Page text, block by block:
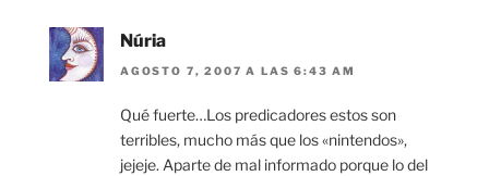
Núria
AGOSTO 7, 2007 A LAS 6:43 AM
Qué fuerte…Los predicadores estos son
terribles, mucho más que los «nintendos»,
jejeje. Aparte de mal informado porque lo del